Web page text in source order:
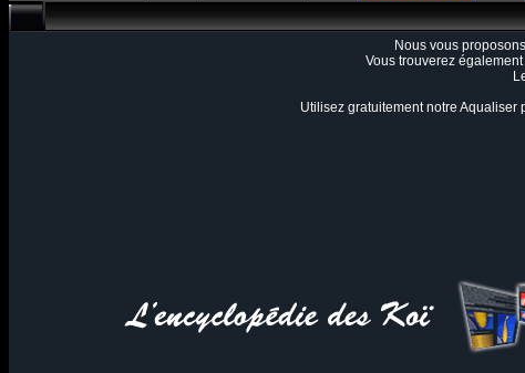
Nous vous
Vous trouverez
Utilisez gratuitement notre